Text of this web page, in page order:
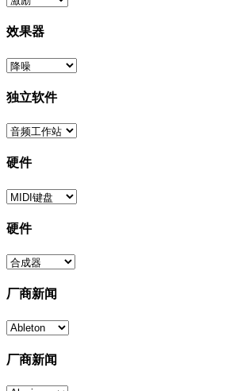
效果器
独立软件
硬件
硬件
厂商新闻
厂商新闻